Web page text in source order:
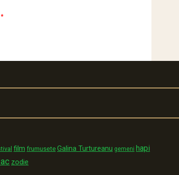
*
film frumusete Galina Turtureanu gemeni hapi
zodie